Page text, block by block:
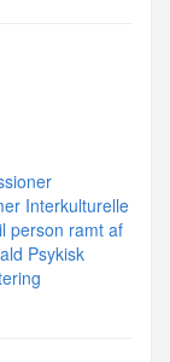
Interkulturelle
person ramt af
Psykisk